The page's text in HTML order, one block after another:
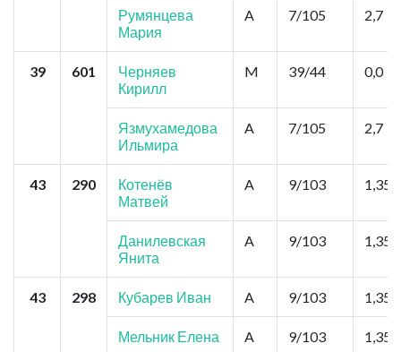
Румянцева
Мария
A 7/105 2,7
39 601
Черняев
Кирилл
M 39/44 0,0
Язмухамедова
Ильмира
A 7/105 2,7
43 290
Котенёв
Матвей
A 9/103 1,35
Данилевская
Янита
A 9/103 1,35
43 298 Кубарев Иван A 9/103 1,35
Мельник Елена A 9/103 1,35